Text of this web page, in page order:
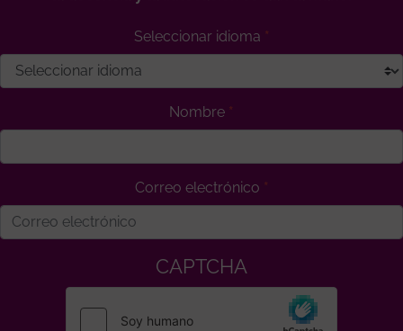
Seleccionar idioma
Nombre
Correo electrónico
CAPTCHA